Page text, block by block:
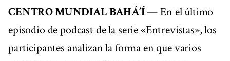
CENTRO MUNDIAL BAHÁ’Í— En el último
episodio de podcast de la serie «Entrevistas», los
participantes analizan la forma en que varios